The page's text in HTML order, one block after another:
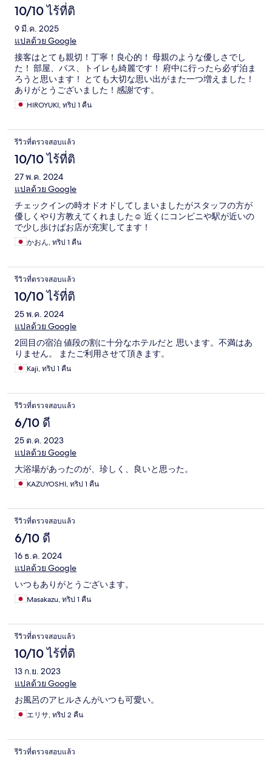
10/10 ไร้ที่ติ
9 มี.ค. 2025
แปลด้วย Google
接客はとても親切！丁寧！良心的！ 母親のような優しさでし
た！ 部屋、バス、トイレも綺麗です！ 府中に行ったら必ず泊ま
ろうと思います！ とても大切な思い出がまた一つ増えました！
ありがとうございました！感謝です。
HIROYUKI, ทริป 1 คืน
รีวิวที่ตรวจสอบแล้ว
10/10 ไร้ที่ติ
27 พ.ค. 2024
แปลด้วย Google
チェックインの時オドオドしてしまいましたがスタッフの方が
優しくやり方教えてくれました☺️ 近くにコンビニや駅が近いの
で少し歩けばお店が充実してます！
かおん, ทริป 1 คืน
รีวิวที่ตรวจสอบแล้ว
10/10 ไร้ที่ติ
25 พ.ค. 2024
แปลด้วย Google
2回目の宿泊 値段の割に十分なホテルだと 思います。不満はあ
りません。 またご利用させて頂きます。
Kaji, ทริป 1 คืน
รีวิวที่ตรวจสอบแล้ว
6/10 ดี
25 ต.ค. 2023
แปลด้วย Google
大浴場があったのが、珍しく、良いと思った。
KAZUYOSHI, ทริป 1 คืน
รีวิวที่ตรวจสอบแล้ว
6/10 ดี
16 ธ.ค. 2024
แปลด้วย Google
いつもありがとうございます。
Masakazu, ทริป 1 คืน
รีวิวที่ตรวจสอบแล้ว
10/10 ไร้ที่ติ
13 ก.ย. 2023
แปลด้วย Google
お風呂のアヒルさんがいつも可愛い。
エリサ, ทริป 2 คืน
รีวิวที่ตรวจสอบแล้ว